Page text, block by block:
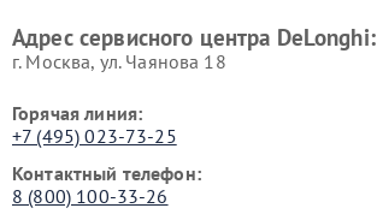
Адрес сервисного центра DeLonghi:
г. Москва, ул. Чаянова 18
Горячая линия:
+7 (495) 023-73-25
Контактный телефон:
8 (800) 100-33-26